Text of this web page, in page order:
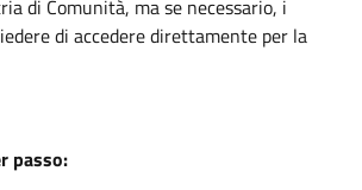
di Comunità, ma se necessario, i
di accedere direttamente per la
passo: